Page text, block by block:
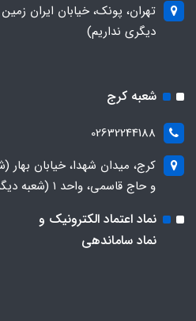
دیگری نداریم)
شعبه کرج
02632244188
کرج، میدان شهدا، خیابان
و حاج قاسمی، واحد ۱ (شعبه دیگری نداریم)
نماد اعتماد الکترونیک و
نماد ساماندهی